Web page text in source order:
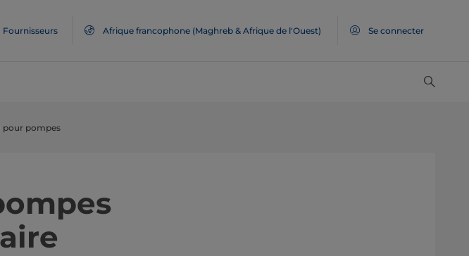
Fournisseurs Afrique francophone (Maghreb & Afrique de l'Ouest) Se connecter
pour pompes